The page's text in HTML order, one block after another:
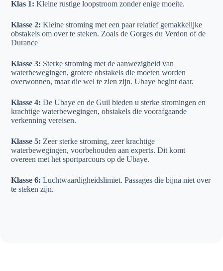
Klas 1: Kleine rustige loopstroom zonder enige moeite.
Klasse 2:Kleine stroming met een paar relatief gemakkelijke
obstakels om over te steken. Zoals de Gorges du Verdon of de
Durance
Klasse 3: Sterke stroming met de aanwezigheid van
waterbewegingen, grotere obstakels die moeten worden
overwonnen, maar die wel te zien zijn. Ubaye begint daar.
Klasse 4: De Ubaye en de Guil bieden u sterke stromingen en
krachtige waterbewegingen, obstakels die voorafgaande
verkenning vereisen.
Klasse 5: Zeer sterke stroming, zeer krachtige
waterbewegingen, voorbehouden aan experts. Dit komt
overeen met het sportparcours op de Ubaye.
Klasse 6: Luchtwaardigheidslimiet. Passages die bijna niet over
te steken zijn.